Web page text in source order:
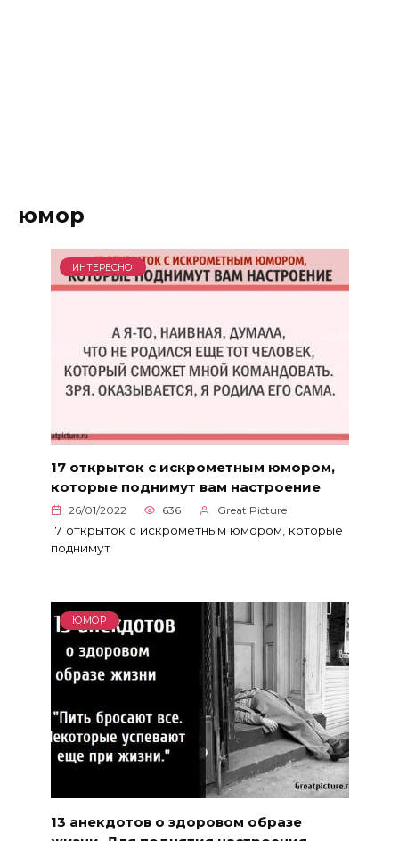
юмор
ИНТЕРЕСНО
17 открыток с искрометным юмором,
которые поднимут вам настроение
26/01/2022 636 Great Picture
17 открыток с искрометным юмором, которые
поднимут
ЮМОР
13 анекдотов о здоровом образе